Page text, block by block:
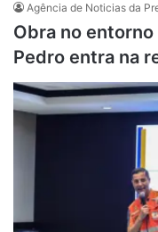
Agência de Noticias da
Obra no
Pedro entra na